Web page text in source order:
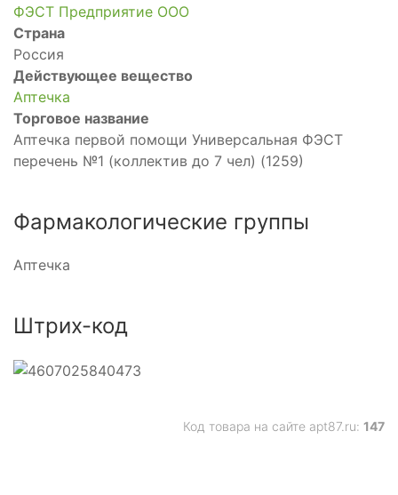
ФЭСТ Предприятие ООО
Страна
Россия
Действующее вещество
Аптечка
Торговое название
Аптечка первой помощи Универсальная ФЭСТ
перечень №1 (коллектив до 7 чел) (1259)
Фармакологические группы
Аптечка
Штрих-код
Код товара на сайте apt87.ru: 147